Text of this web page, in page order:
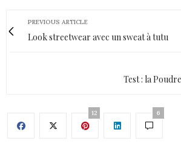
PREVIOUS ARTICLE
Look streetwear avec un sweat à tutu
Test : la
12 6